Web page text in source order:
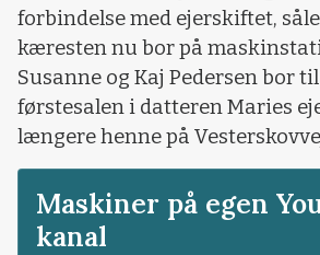
forbindelse med ejerskiftet,
kæresten nu bor på
Susanne og Kaj Pedersen bor
førstesalen i datteren Maries
længere henne på
Maskiner på egen
kanal